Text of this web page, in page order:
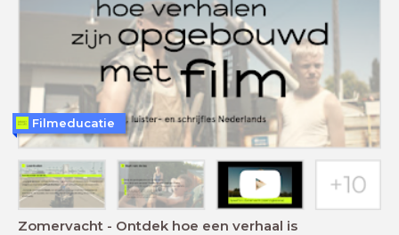
Zomervacht - Ontdek hoe een verhaal is
Filmeducatie